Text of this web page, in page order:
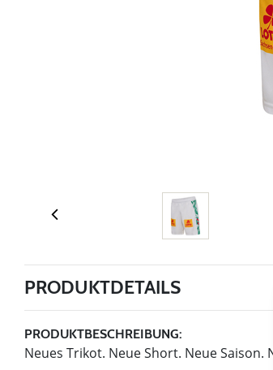
PRODUKTDETAILS
PRODUKTBESCHREIBUNG:
Neues Trikot. Neue Short. Neue Saison.